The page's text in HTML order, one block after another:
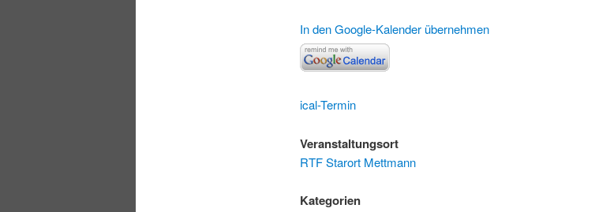
In den Google-Kalender übernehmen
ical-Termin
Veranstaltungsort
RTF Starort Mettmann
Kategorien